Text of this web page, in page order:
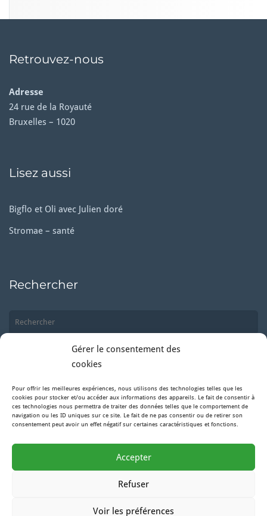
Gérer le consentement des
cookies
Pour offrir les meilleures expériences, nous utilisons des technologies telles que les
cookies pour stocker et/ou accéder aux informations des appareils. Le fait de consentir à
ces technologies nous permettra de traiter des données telles que le comportement de
navigation ou les ID uniques sur ce site. Le fait de ne pas consentir ou de retirer son
consentement peut avoir un effet négatif sur certaines caractéristiques et fonctions.
Accepter
Refuser
Voir les préférences
Retrouvez-nous
Adresse
24 rue de la Royauté
Bruxelles – 1020
Lisez aussi
Bigflo et Oli avec Julien doré
Stromae – santé
Rechercher
Suivez-nous